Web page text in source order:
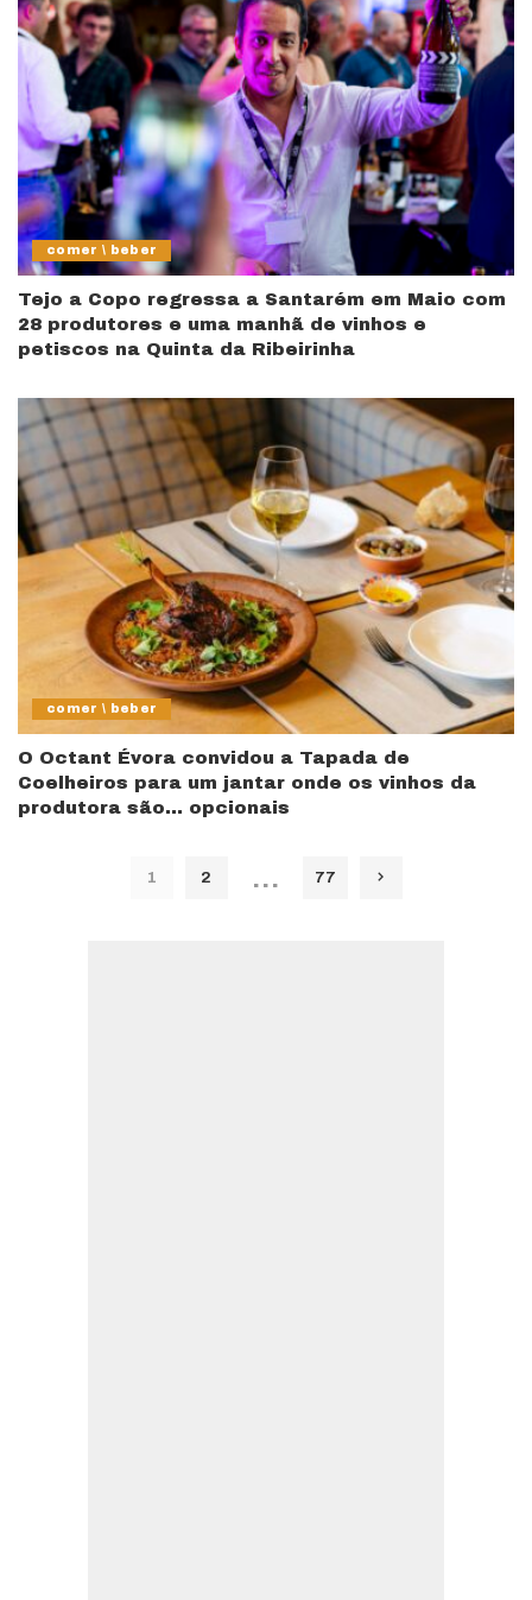
comer \ beber
Tejo a Copo regressa a Santarém em Maio com
28 produtores e uma manhã de vinhos e
petiscos na Quinta da Ribeirinha
comer \ beber
O Octant Évora convidou a Tapada de
Coelheiros para um jantar onde os vinhos da
produtora são… opcionais
1 2 … 77